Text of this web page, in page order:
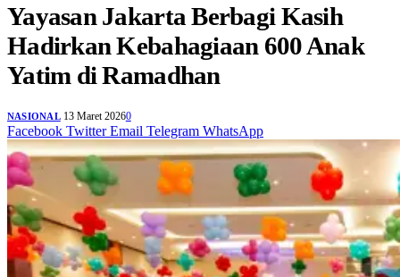
Yayasan Jakarta Berbagi Kasih
Hadirkan Kebahagiaan 600 Anak
Yatim di Ramadhan
NASIONAL 13 Maret 20260
Facebook Twitter Email Telegram WhatsApp